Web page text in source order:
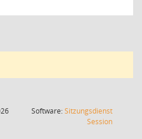
Software:Sitzungsdienst
Session(Wird in